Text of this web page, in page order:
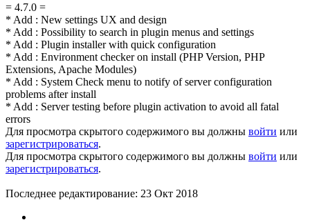
= 4.7.0 =
* Add : New settings UX and design
* Add : Possibility to search in plugin menus and settings
* Add : Plugin installer with quick configuration
* Add : Environment checker on install (PHP Version, PHP
Extensions, Apache Modules)
* Add : System Check menu to notify of server configuration
problems after install
* Add : Server testing before plugin activation to avoid all fatal
errors
Для просмотра скрытого содержимого вы должны войти или
зарегистрироваться.
Для просмотра скрытого содержимого вы должны войти или
зарегистрироваться.
Последнее редактирование: 23 Окт 2018